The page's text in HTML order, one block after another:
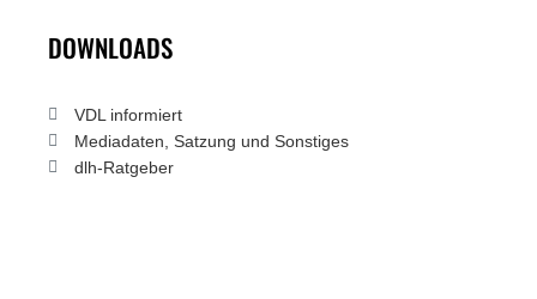
DOWNLOADS
VDL informiert
Mediadaten, Satzung und Sonstiges
dlh-Ratgeber